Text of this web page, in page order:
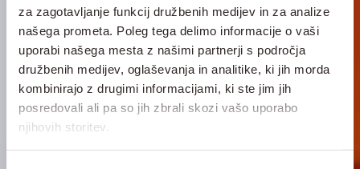
za zagotavljanje funkcij družbenih medijev in za analize
našega prometa. Poleg tega delimo informacije o vaši
uporabi našega mesta z našimi partnerji s področja
družbenih medijev, oglaševanja in analitike, ki jih morda
kombinirajo z drugimi informacijami, ki ste jim jih
posredovali ali pa so jih zbrali skozi vašo uporabo
njihovih storitev.